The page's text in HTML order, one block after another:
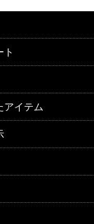
ド
ト
アイテム